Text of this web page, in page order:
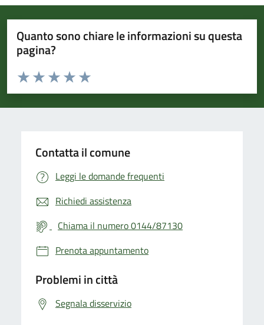
Quanto sono chiare le informazioni su questa
pagina?
Valuta da 1 a 5 stelle la pagina
Valuta 5 stelle su 5
Valuta 4 stelle su 5
Valuta 3 stelle su 5
Valuta 2 stelle su 5
Valuta 1 stelle su 5
Contatta il comune
Leggi le domande frequenti
Richiedi assistenza
Chiama il numero 0144/87130
Prenota appuntamento
Problemi in città
Segnala disservizio